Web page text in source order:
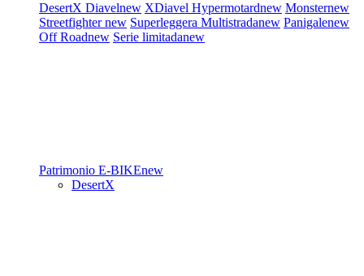
DesertX Diavelnew XDiavel Hypermotardnew Monsternew
Streetfighternew Superleggera Multistradanew Panigalenew
Off Roadnew Serie limitadanew
Patrimonio E-BIKEnew
DesertX